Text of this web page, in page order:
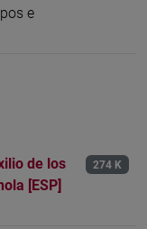
e
de los
[ESP]
274 K